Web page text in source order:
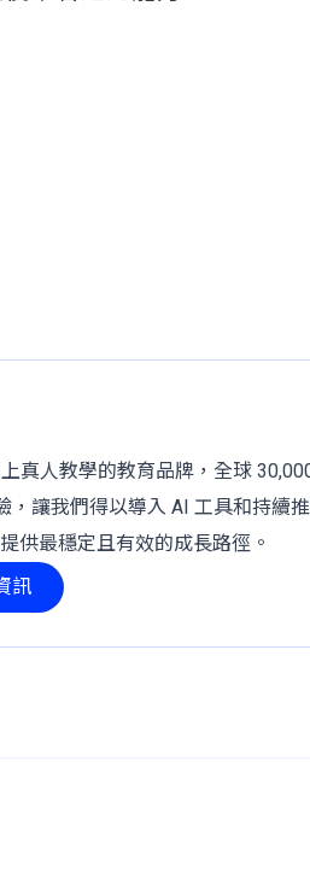
真人教學的教育品牌，全球
讓我們得以導入 AI 工具和持續
供最穩定且有效的成長路徑。
訊